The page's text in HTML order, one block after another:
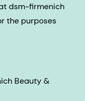
dsm-firmenich
the purposes
Beauty &